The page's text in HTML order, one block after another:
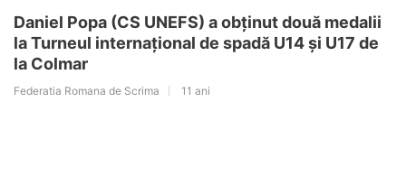
Daniel Popa (CS UNEFS) a obținut două medalii
la Turneul internațional de spadă U14 și U17 de
la Colmar
Federatia Romana de Scrima 11 ani